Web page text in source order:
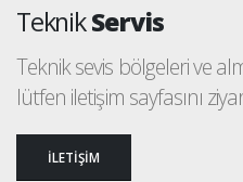
TeknikServis
Teknik sevis bölgeleri ve
lütfen iletişim sayfasını
İLETİŞİM